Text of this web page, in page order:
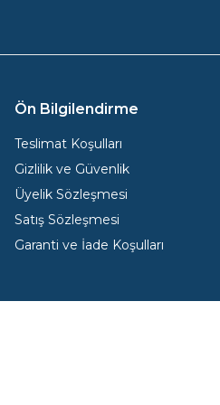
Ön Bilgilendirme
Teslimat Koşulları
Gizlilik ve Güvenlik
Üyelik Sözleşmesi
Satış Sözleşmesi
Garanti ve İade Koşulları